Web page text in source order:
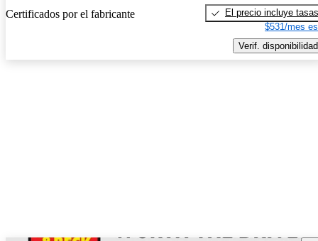
Certificados por el fabricante
El precio incluye tasas
$531/mes
Verif. disponibilidad